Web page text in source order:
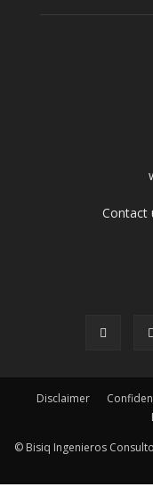
Contact
Disclaimer
© Bisiq Ingenieros